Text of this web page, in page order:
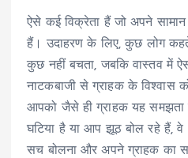
ऐसे कई विक्रेता हैं जो अपने
हैं। उदाहरण के लिए, कुछ लोग
कुछ नहीं बचता, जबकि वास्तव में
नाटकबाजी से ग्राहक के विश्वास
आपको जैसे ही ग्राहक यह समझता
घटिया है या आप झूठ बोल रहे हैं,
सच बोलना और अपने ग्राहक का